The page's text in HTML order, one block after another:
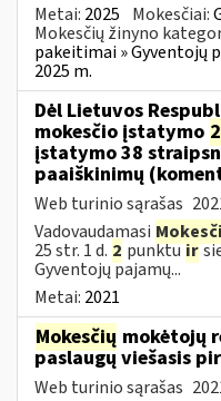
Metai: 2025 Mokesčiai:
Mokesčių žinyno
pakeitimai » Gyventojų
2025 m.
Dėl Lietuvos
mokesčio įstatymo 2
įstatymo 38
paaiškinimų
Web turinio sąrašas
Vadovaudamasi
25 str. 1 d. 2 punktuir
Gyventojų pajamų...
Metai: 2021
Mokesčių mokėtojų
paslaugų viešasis
Web turinio sąrašas